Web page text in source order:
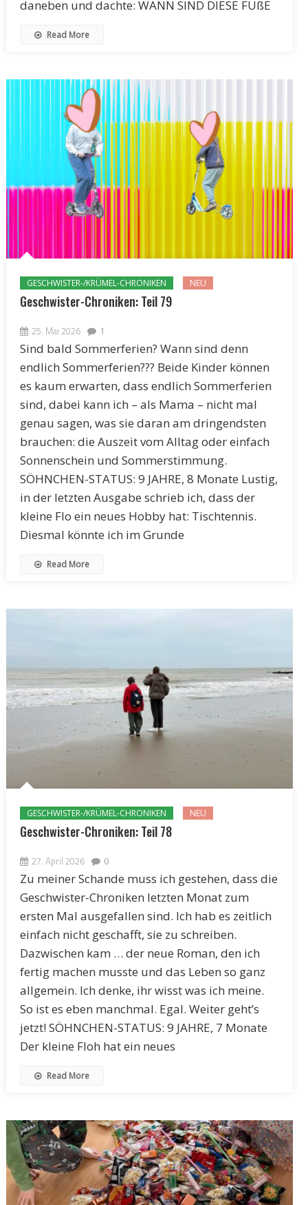
daneben und dachte: WANN SIND DIESE FÜßE
Read More
GESCHWISTER-/KRÜMEL-CHRONIKEN NEU
Geschwister-Chroniken: Teil 79
25. Mai 2026 1
Sind bald Sommerferien? Wann sind denn
endlich Sommerferien??? Beide Kinder können
es kaum erwarten, dass endlich Sommerferien
sind, dabei kann ich – als Mama – nicht mal
genau sagen, was sie daran am dringendsten
brauchen: die Auszeit vom Alltag oder einfach
Sonnenschein und Sommerstimmung.
SÖHNCHEN-STATUS: 9 JAHRE, 8 Monate Lustig,
in der letzten Ausgabe schrieb ich, dass der
kleine Flo ein neues Hobby hat: Tischtennis.
Diesmal könnte ich im Grunde
Read More
GESCHWISTER-/KRÜMEL-CHRONIKEN NEU
Geschwister-Chroniken: Teil 78
27. April 2026 0
Zu meiner Schande muss ich gestehen, dass die
Geschwister-Chroniken letzten Monat zum
ersten Mal ausgefallen sind. Ich hab es zeitlich
einfach nicht geschafft, sie zu schreiben.
Dazwischen kam … der neue Roman, den ich
fertig machen musste und das Leben so ganz
allgemein. Ich denke, ihr wisst was ich meine.
So ist es eben manchmal. Egal. Weiter geht’s
jetzt! SÖHNCHEN-STATUS: 9 JAHRE, 7 Monate
Der kleine Floh hat ein neues
Read More